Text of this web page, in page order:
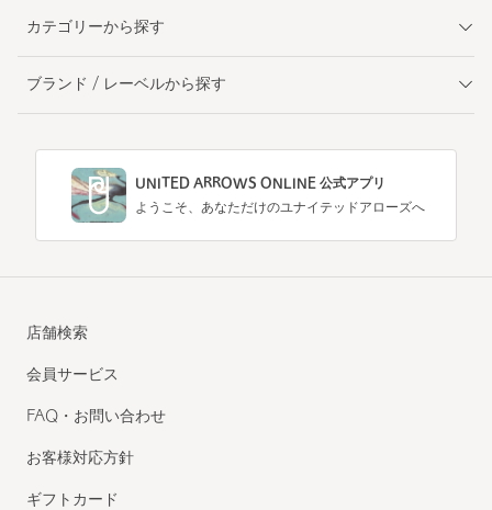
カテゴリーから探す
ブランド / レーベルから探す
UNITED ARROWS ONLINE 公式アプリ
ようこそ、あなただけのユナイテッドアローズへ
店舗検索
会員サービス
FAQ・お問い合わせ
お客様対応方針
ギフトカード